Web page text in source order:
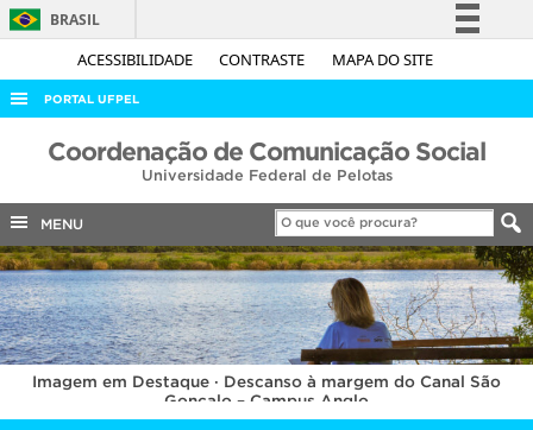
ACESSIBILIDADE CONTRASTE MAPA DO SITE
BRASIL
Simplifique!
Acesso à informação
Legislação
Canais
PORTAL UFPEL
ACESSO À INFORMAÇÃO
COBALTO
CONCURSOS
EDITAIS
INTERNACIONAL
OUVIDORIA
PORTARIAS
Coordenação de Comunicação Social
Universidade Federal de Pelotas
MENU
Imagem em Destaque · Descanso à margem do Canal São
Gonçalo – Campus Anglo